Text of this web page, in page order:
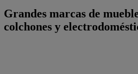
Grandes marcas de
colchones y